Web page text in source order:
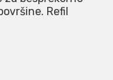
Refil